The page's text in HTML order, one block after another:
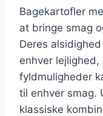
Bagekartofler
at bringe smag
Deres
enhver
fyldmuligheder
til enhver smag.
klassiske